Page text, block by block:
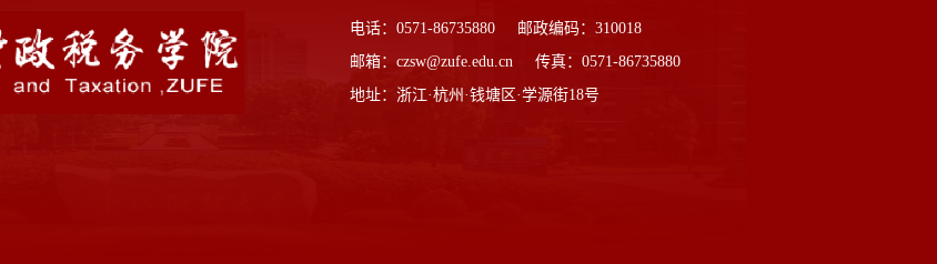
电话：0571-86735880 邮政编码：310018
邮箱：czsw@zufe.edu.cn 传真：0571-86735880
地址：浙江·杭州·钱塘区·学源街18号